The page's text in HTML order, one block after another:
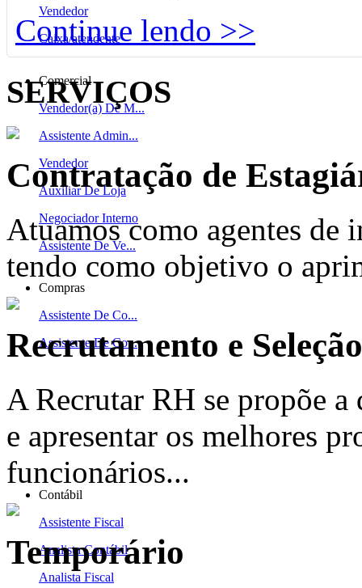
Vendedor
Caixa/atendente
Comercial
Vendedor(a) De M...
Assistente Admin...
Vendedor
Auxiliar De Loja
Negociador Interno
Assistente De Ve...
Compras
Assistente De Co...
Assistente De Co...
Contábil
Assistente Fiscal
Analista Contábil
Analista Fiscal
Continue lendo >>
SERVIÇOS
Contratação de
Atuamos como agentes de
tendo como objetivo o
Recrutamento e Seleção
A Recrutar RH se propõe a
e apresentar os melhores
funcionários...
Temporário